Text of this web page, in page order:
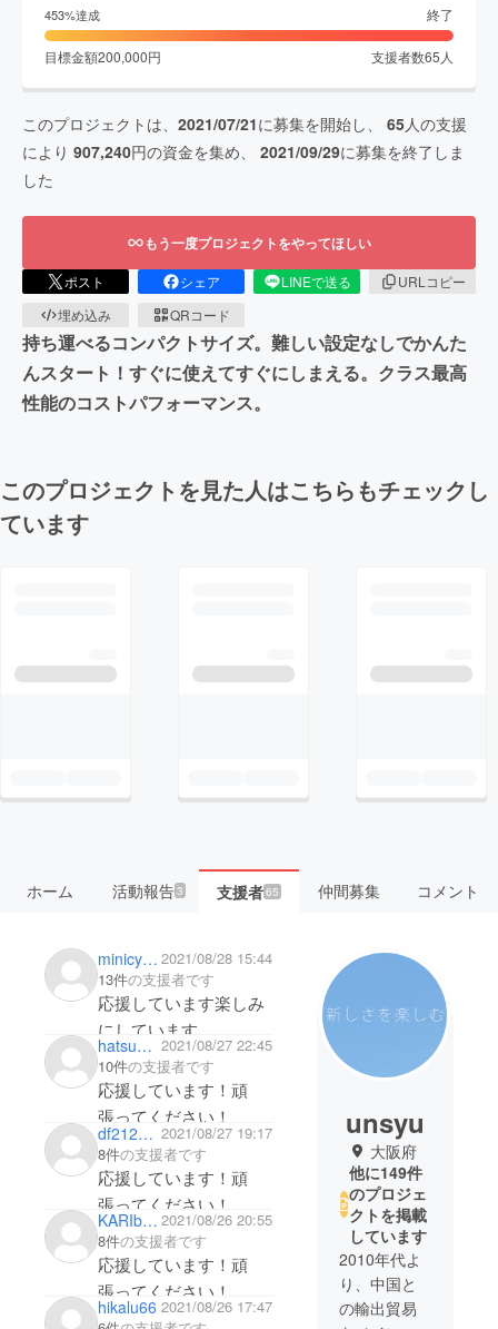
453%達成 終了
目標金額200,000円 支援者数65 人
このプロジェクトは、 2021/07/21に募集を開始し、 65人の支援
により 907,240円の資金を集め、 2021/09/29に募集を終了しま
した
もう一度プロジェクトをやってほしい
ポスト シェア LINEで送る
URLコピー
埋め込み
QRコード
持ち運べるコンパクトサイズ。難しい設定なしでかんた
んスタート！すぐに使えてすぐにしまえる。クラス最高
性能のコストパフォーマンス。
このプロジェクトを見た人はこちらもチェックし
ています
ホーム 活動報告3 支援者65 仲間募集 コメント
minicyan11 2021/08/28 15:44
13件の支援者です
応援しています楽しみ
にしています
頑張ってください！
hatsu_hinodeya 2021/08/27 22:45
10件の支援者です
応援しています！頑
張ってください！
df212d4d7514 2021/08/27 19:17
8件の支援者です
応援しています！頑
張ってください！
KARIbuKAI0485 2021/08/26 20:55
8件の支援者です
応援しています！頑
張ってください！
hikalu66 2021/08/26 17:47
unsyu
大阪府
他に149件
のプロジェ
クトを掲載
しています
2010年代よ
り、中国と
の輸出貿易